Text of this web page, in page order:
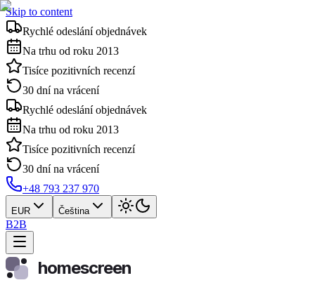
Skip to content
Rychlé odeslání objednávek
Na trhu od roku 2013
Tisíce pozitivních recenzí
30 dní na vrácení
Rychlé odeslání objednávek
Na trhu od roku 2013
Tisíce pozitivních recenzí
30 dní na vrácení
+48 793 237 970
EUR Čeština
B2B
homescreen